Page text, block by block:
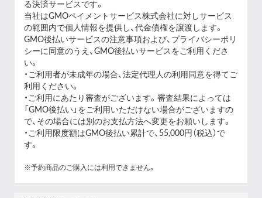
る決済サービスです。
当社はGMOペイメントサービス株式会社に対しサービス
の範囲内で個人情報を提供し、代金債権を譲渡します。
GMO後払いサービスの注意事項および、 プライバシーポリ
シーに同意のうえ、GMO後払いサービスをご利用くださ
い。
・ご利用者が未成年の場合、法定代理人の利用同意を得てご
利用ください。
・ご利用にあたり審査がございます。審査結果によっては
「GMO後払い」をご利用いただけない場合がございますの
で、その場合には別のお支払方法へ変更をお願いします。
・ご利用限度額はGMO後払い累計で、55,000円（税込）で
す。
※予約商品のご購入には利用できません。